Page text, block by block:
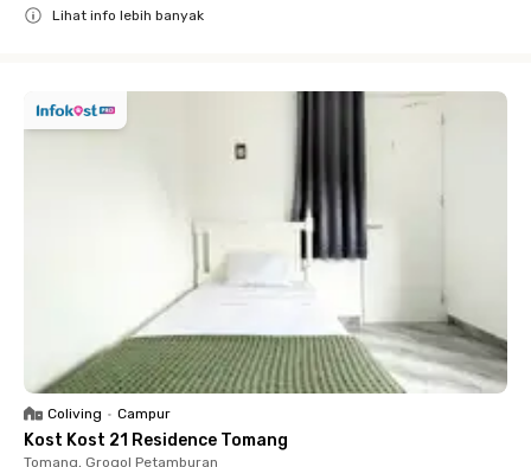
Lihat info lebih banyak
Coliving • Campur
Kost Kost 21 Residence Tomang
Tomang, Grogol Petamburan